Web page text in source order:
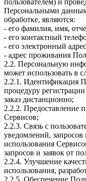
пользователем) и
Персональными
обработке, являются:
- его фамилия, имя,
- его контактный
- его электронный
- адрес проживания
2.2. Персональную
может использовать в
2.2.1. Идентификация
процедуру
заказ дистанционно;
2.2.2. Предоставление
Сервисов;
2.2.3. Связь с
уведомлений,
использования
запросов и заявок от
2.2.4. Улучшение
использования,
2.2.5. Обеспечение